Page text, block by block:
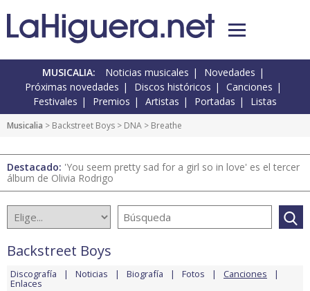
MUSICALIA: Noticias musicales
Novedades
Próximas novedades
Discos históricos
Canciones
Festivales
Premios Artistas Portadas Listas
Musicalia > Backstreet Boys > DNA > Breathe
Destacado: 'You seem pretty sad for a girl so in love' es el tercer
álbum de Olivia Rodrigo
Backstreet Boys
Discografía Noticias Biografía Fotos Canciones
Enlaces